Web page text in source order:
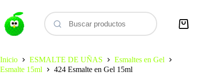
contenido
Carro
Inicio
ESMALTE DE UÑAS
Esmaltes en Gel
Esmalte 15ml
424 Esmalte en Gel 15ml